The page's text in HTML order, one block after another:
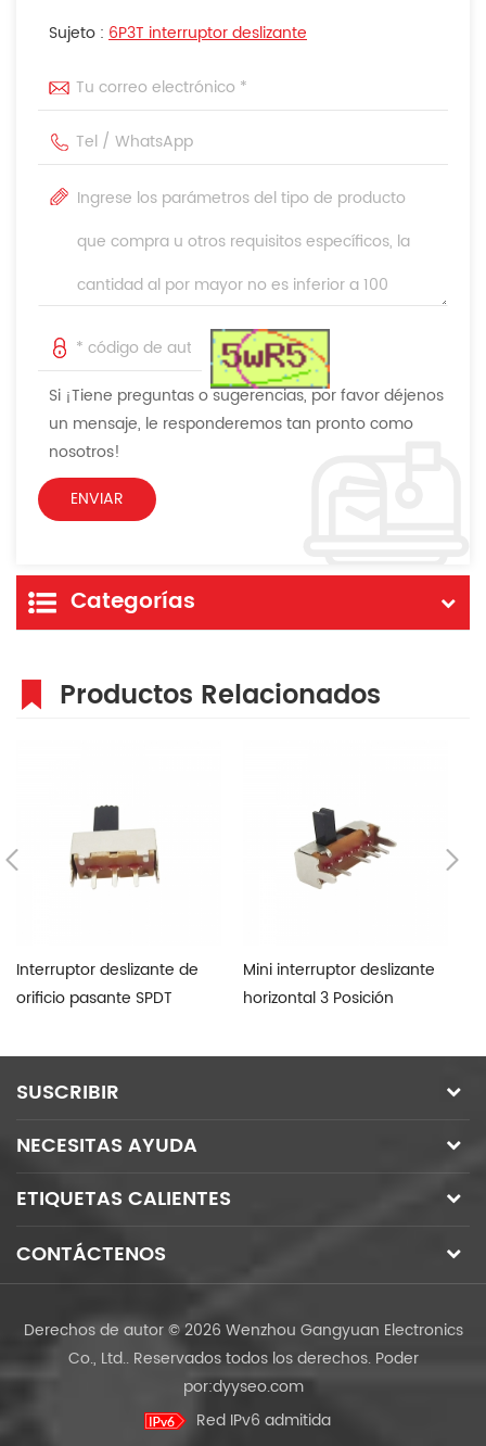
Sujeto : 6P3T interruptor deslizante
Si ¡Tiene preguntas o sugerencias, por favor déjenos
un mensaje, le responderemos tan pronto como
nosotros!
Categorías
Productos Relacionados
Interruptor deslizante de
orificio pasante SPDT
Mini interruptor deslizante
horizontal 3 Posición
SUSCRIBIR
NECESITAS AYUDA
ETIQUETAS CALIENTES
CONTÁCTENOS
Derechos de autor © 2026 Wenzhou Gangyuan Electronics
Co., Ltd.. Reservados todos los derechos. Poder
por:dyyseo.com
Red IPv6 admitida